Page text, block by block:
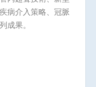
病介入策略、冠脈
成果。